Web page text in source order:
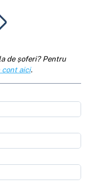
de șoferi? Pentru
cont aici.